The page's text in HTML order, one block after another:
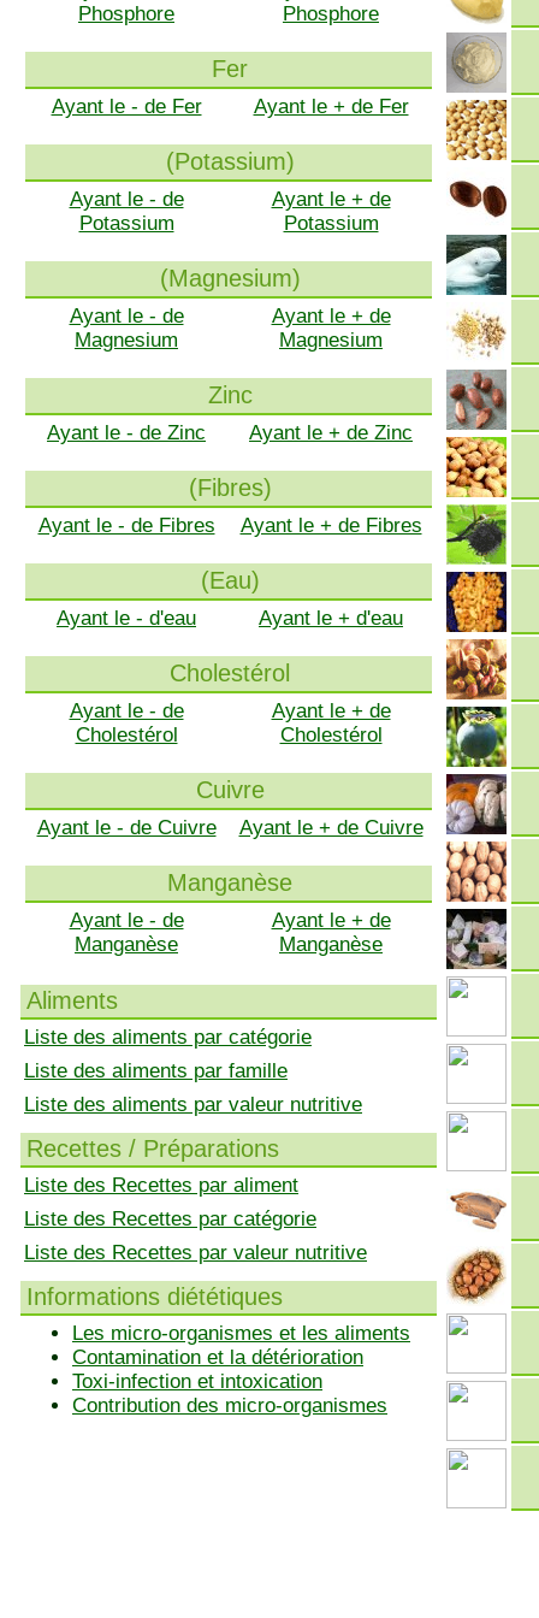
Phosphore
Phosphore
Fer
Ayant le - de Fer Ayant le + de Fer
(Potassium)
Ayant le - de
Potassium
Ayant le + de
Potassium
(Magnesium)
Ayant le - de
Magnesium
Ayant le + de
Magnesium
Zinc
Ayant le - de Zinc Ayant le + de Zinc
(Fibres)
Ayant le - de Fibres Ayant le + de Fibres
(Eau)
Ayant le - d'eau Ayant le + d'eau
Cholestérol
Ayant le - de
Cholestérol
Ayant le + de
Cholestérol
Cuivre
Ayant le - de Cuivre Ayant le + de Cuivre
Manganèse
Ayant le - de
Manganèse
Ayant le + de
Manganèse
Aliments
Liste des aliments par catégorie
Liste des aliments par famille
Liste des aliments par valeur nutritive
Recettes / Préparations
Liste des Recettes par aliment
Liste des Recettes par catégorie
Liste des Recettes par valeur nutritive
Informations diététiques
Les micro-organismes et les aliments
Contamination et la détérioration
Toxi-infection et intoxication
Contribution des micro-organismes